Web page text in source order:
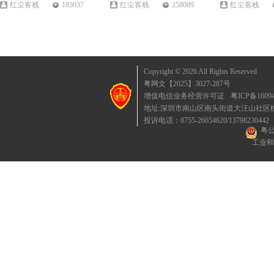
红尘客栈
183037
红尘客栈
258089
红尘客栈
Copyright © 2026 All Rights Reserved
粤网文【2025】3027-287号
增值电信业务经营许可证
粤ICP备
地址:深圳市南山区南头街道大汪山社区
投诉电话：0755-26654620/13798230442
粤
工业